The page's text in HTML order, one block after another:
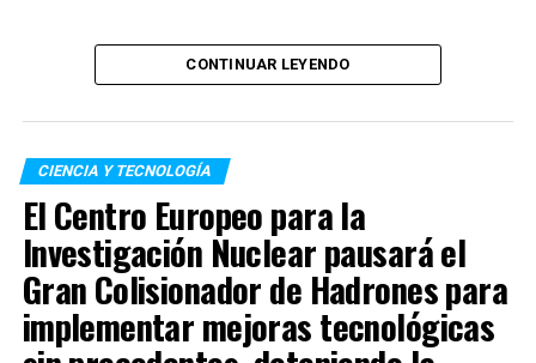
El plan de ataque prioriza latoma rápida de Kiev
, con
tropas rusas rodeando la capital ucraniana desde tres
direcciones. En el video, el Ministerio de Defensa afirma
que“un número considerable de civiles” morirási
Rusia invade.
“A un mes de los
terremotos que afectaron
al país, honramos la
memoria de las víctimas.
Nuestro eterno
agradecimiento a
rescatistas nacionales,
internacionales y
CONTINUAR LEYENDO
CIENCIA Y TECNOLOGÍA
El Centro Europeo para la
Investigación Nuclear pausará el
Gran Colisionador de Hadrones para
implementar mejoras tecnológicas